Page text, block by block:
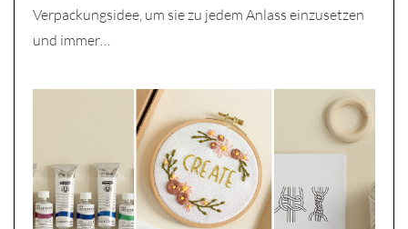
Verpackungsidee, um sie zu jedem Anlass einzusetzen
und immer…